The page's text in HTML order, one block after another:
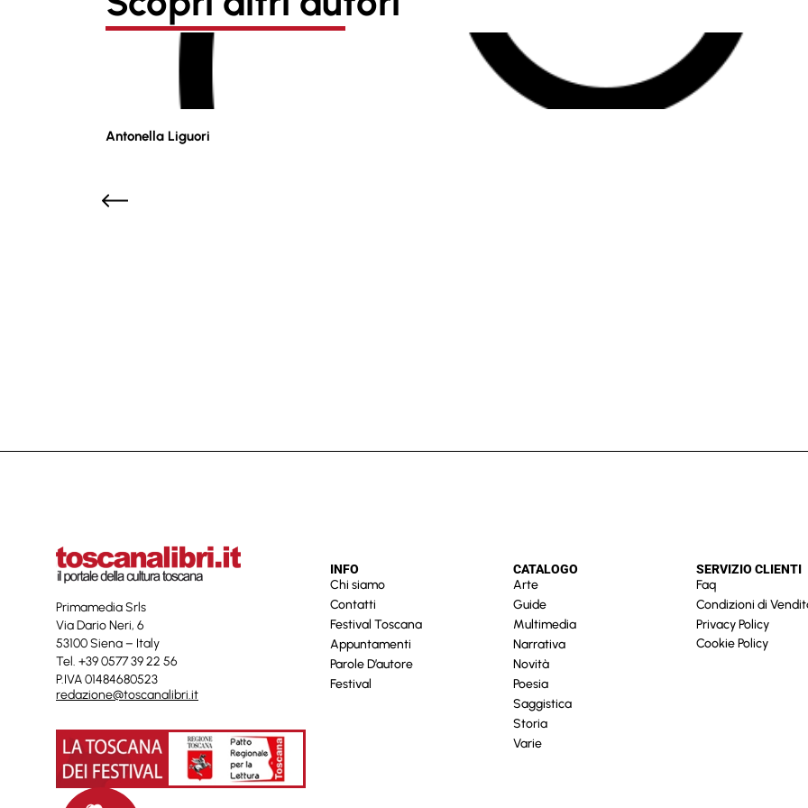
Antonella Liguori
Primamedia Srls
Via Dario Neri, 6
53100 Siena – Italy
Tel. +39 0577 39 22 56
P.IVA 01484680523
redazione@toscanalibri.it
INFO
Chi siamo
Contatti
Festival Toscana
Appuntamenti
Parole D’autore
Festival
CATALOGO
Arte
Guide
Multimedia
Narrativa
Novità
Poesia
Saggistica
Storia
Varie
SERVIZIO CLIENTI
Faq
Condizioni di
Privacy Policy
Cookie Policy